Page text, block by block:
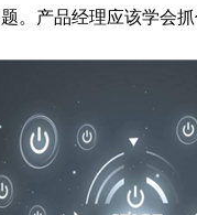
。产品经理应该学会